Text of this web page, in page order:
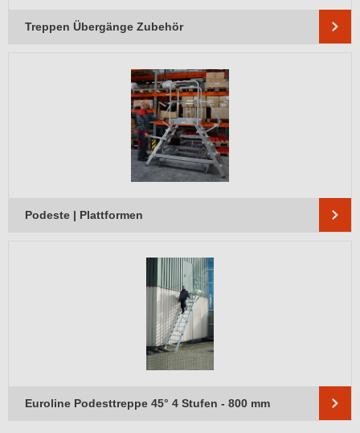
Treppen Übergänge Zubehör
Podeste | Plattformen
Euroline Podesttreppe 45° 4 Stufen - 800 mm